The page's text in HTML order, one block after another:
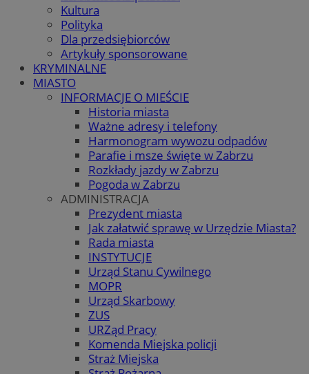
Kultura
Polityka
Dla przedsiębiorców
Artykuły sponsorowane
KRYMINALNE
MIASTO
INFORMACJE O MIEŚCIE
Historia miasta
Ważne adresy i telefony
Harmonogram wywozu odpadów
Parafie i msze święte w Zabrzu
Rozkłady jazdy w Zabrzu
Pogoda w Zabrzu
ADMINISTRACJA
Prezydent miasta
Jak załatwić sprawę w Urzędzie Miasta?
Rada miasta
INSTYTUCJE
Urząd Stanu Cywilnego
MOPR
Urząd Skarbowy
ZUS
URZąd Pracy
Komenda Miejska policji
Straż Miejska